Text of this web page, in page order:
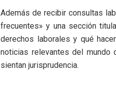
Además de recibir consultas
frecuentes» y una sección
derechos laborales y qué
noticias relevantes del mundo
sientan jurisprudencia.